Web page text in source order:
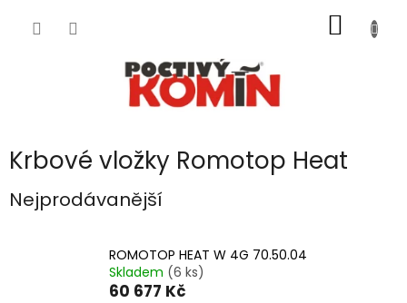
KOŠÍK
Krbové vložky Romotop Heat
Nejprodávanější
ROMOTOP HEAT W 4G 70.50.04
Skladem (6 ks)
60 677 Kč